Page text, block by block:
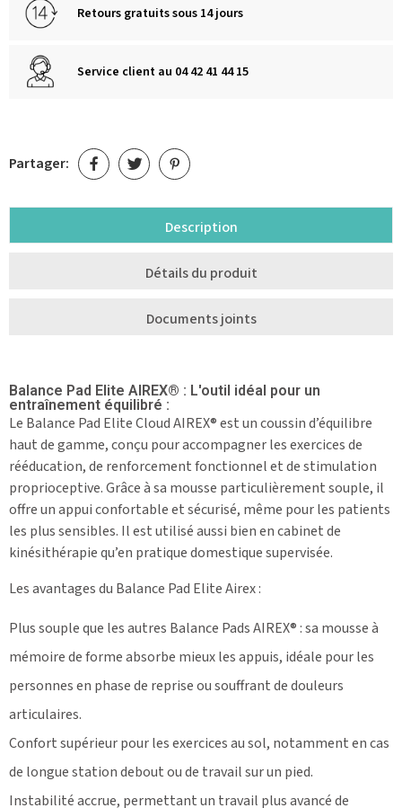
Retours gratuits sous 14 jours
Service client au 04 42 41 44 15
Partager:
Description
Détails du produit
Documents joints
Balance Pad Elite AIREX® : L'outil idéal pour un
entraînement équilibré :
Le Balance Pad Elite Cloud AIREX® est un coussin d’équilibre
haut de gamme, conçu pour accompagner les exercices de
rééducation, de renforcement fonctionnel et de stimulation
proprioceptive. Grâce à sa mousse particulièrement souple, il
offre un appui confortable et sécurisé, même pour les patients
les plus sensibles. Il est utilisé aussi bien en cabinet de
kinésithérapie qu’en pratique domestique supervisée.
Les avantages du Balance Pad Elite Airex :
Plus souple que les autres Balance Pads AIREX® : sa mousse à
mémoire de forme absorbe mieux les appuis, idéale pour les
personnes en phase de reprise ou souffrant de douleurs
articulaires.
Confort supérieur pour les exercices au sol, notamment en cas
de longue station debout ou de travail sur un pied.
Instabilité accrue, permettant un travail plus avancé de